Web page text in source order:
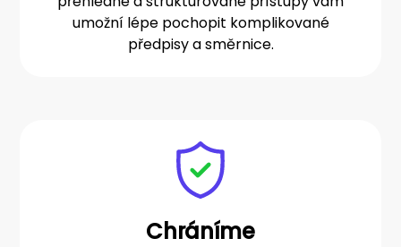
umožní lépe pochopit komplikované
předpisy a směrnice.
Chráníme